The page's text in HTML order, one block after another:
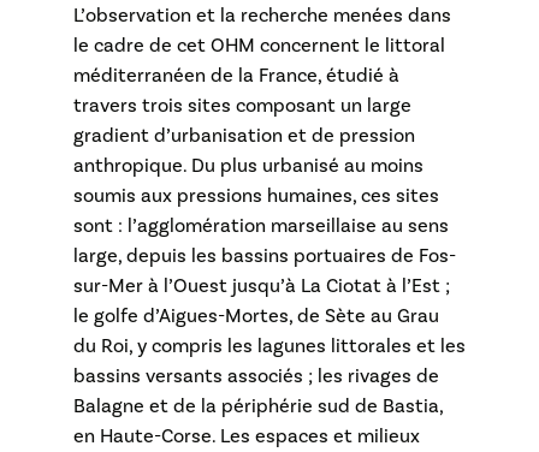
L’observation et la recherche menées dans
le cadre de cet OHM concernent le littoral
méditerranéen de la France, étudié à
travers trois sites composant un large
gradient d’urbanisation et de pression
anthropique. Du plus urbanisé au moins
soumis aux pressions humaines, ces sites
sont : l’agglomération marseillaise au sens
large, depuis les bassins portuaires de Fos-
sur-Mer à l’Ouest jusqu’à La Ciotat à l’Est ;
le golfe d’Aigues-Mortes, de Sète au Grau
du Roi, y compris les lagunes littorales et les
bassins versants associés ; les rivages de
Balagne et de la périphérie sud de Bastia,
en Haute-Corse. Les espaces et milieux